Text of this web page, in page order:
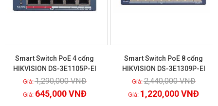
Xem chi tiết
Smart Switch PoE 4 cổng
HIKVISION DS-3E1105P-EI
1,290,000VNĐ
645,000VNĐ
Xem chi tiết
Smart Switch PoE 8 cổng
HIKVISION DS-3E1309P-EI
2,440,000VNĐ
1,220,000VNĐ